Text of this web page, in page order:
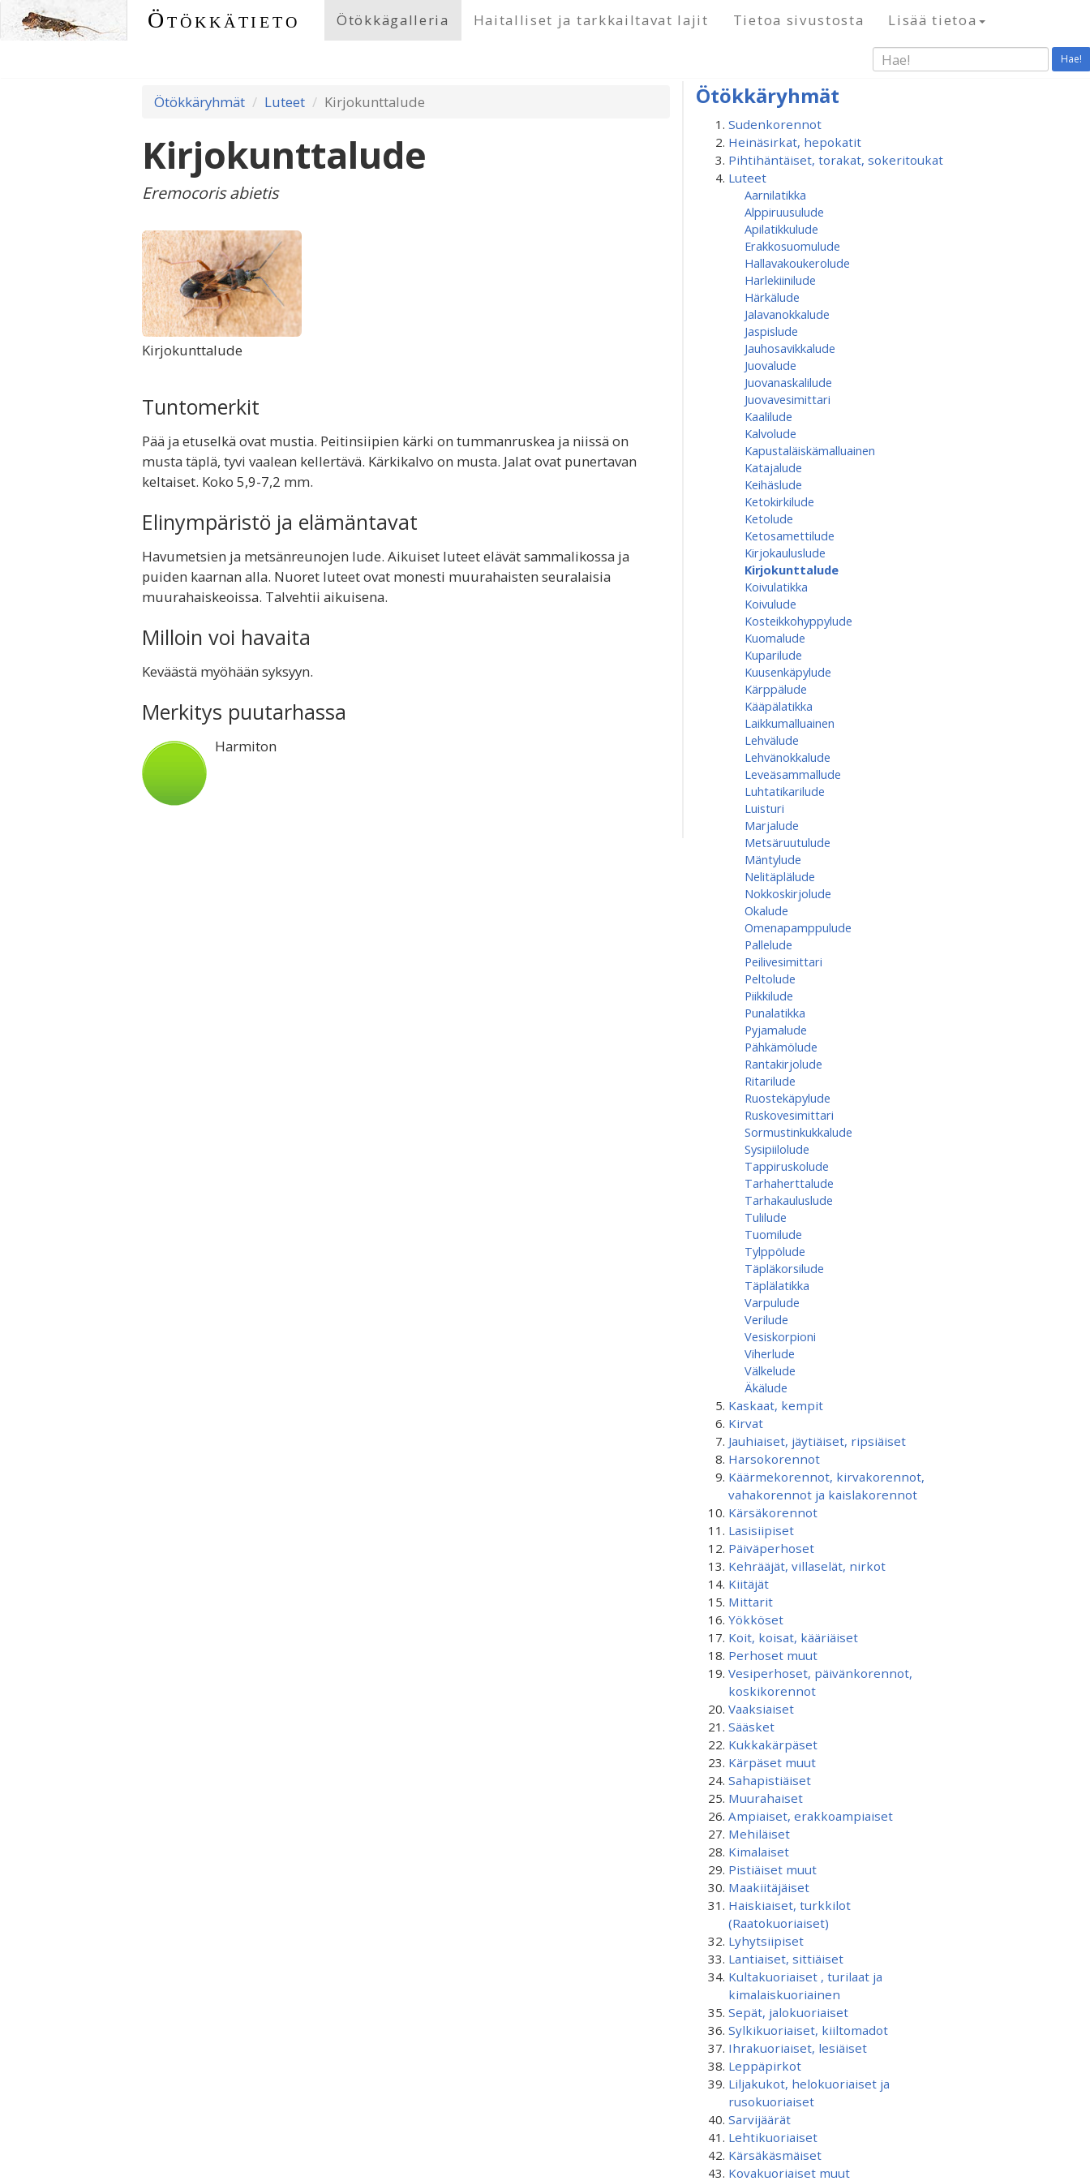
Ötökkätieto Ötökkägalleria Haitalliset ja tarkkailtavat lajit Tietoa sivustosta Lisää tietoa
Hae!
Ötökkäryhmät Luteet Kirjokunttalude
Kirjokunttalude
Eremocoris abietis
Kirjokunttalude
Tuntomerkit
Pää ja etuselkä ovat mustia. Peitinsiipien kärki on tummanruskea ja niissä on
musta täplä, tyvi vaalean kellertävä. Kärkikalvo on musta. Jalat ovat punertavan
keltaiset. Koko 5,9-7,2 mm.
Elinympäristö ja elämäntavat
Havumetsien ja metsänreunojen lude. Aikuiset luteet elävät sammalikossa ja
puiden kaarnan alla. Nuoret luteet ovat monesti muurahaisten seuralaisia
muurahaiskeoissa. Talvehtii aikuisena.
Milloin voi havaita
Keväästä myöhään syksyyn.
Merkitys puutarhassa
Harmiton
Ötökkäryhmät
Sudenkorennot
Heinäsirkat, hepokatit
Pihtihäntäiset, torakat, sokeritoukat
Luteet
Aarnilatikka
Alppiruusulude
Apilatikkulude
Erakkosuomulude
Hallavakoukerolude
Harlekiinilude
Härkälude
Jalavanokkalude
Jaspislude
Jauhosavikkalude
Juovalude
Juovanaskalilude
Juovavesimittari
Kaalilude
Kalvolude
Kapustaläiskämalluainen
Katajalude
Keihäslude
Ketokirkilude
Ketolude
Ketosamettilude
Kirjokauluslude
Kirjokunttalude
Koivulatikka
Koivulude
Kosteikkohyppylude
Kuomalude
Kuparilude
Kuusenkäpylude
Kärppälude
Kääpälatikka
Laikkumalluainen
Lehvälude
Lehvänokkalude
Leveäsammallude
Luhtatikarilude
Luisturi
Marjalude
Metsäruutulude
Mäntylude
Nelitäplälude
Nokkoskirjolude
Okalude
Omenapamppulude
Pallelude
Peilivesimittari
Peltolude
Piikkilude
Punalatikka
Pyjamalude
Pähkämölude
Rantakirjolude
Ritarilude
Ruostekäpylude
Ruskovesimittari
Sormustinkukkalude
Sysipiilolude
Tappiruskolude
Tarhaherttalude
Tarhakauluslude
Tulilude
Tuomilude
Tylppölude
Täpläkorsilude
Täplälatikka
Varpulude
Verilude
Vesiskorpioni
Viherlude
Välkelude
Äkälude
Kaskaat, kempit
Kirvat
Jauhiaiset, jäytiäiset, ripsiäiset
Harsokorennot
Käärmekorennot, kirvakorennot,
vahakorennot ja kaislakorennot
Kärsäkorennot
Lasisiipiset
Päiväperhoset
Kehrääjät, villaselät, nirkot
Kiitäjät
Mittarit
Yökköset
Koit, koisat, kääriäiset
Perhoset muut
Vesiperhoset, päivänkorennot,
koskikorennot
Vaaksiaiset
Sääsket
Kukkakärpäset
Kärpäset muut
Sahapistiäiset
Muurahaiset
Ampiaiset, erakkoampiaiset
Mehiläiset
Kimalaiset
Pistiäiset muut
Maakiitäjäiset
Haiskiaiset, turkkilot
(Raatokuoriaiset)
Lyhytsiipiset
Lantiaiset, sittiäiset
Kultakuoriaiset , turilaat ja
kimalaiskuoriainen
Sepät, jalokuoriaiset
Sylkikuoriaiset, kiiltomadot
Ihrakuoriaiset, lesiäiset
Leppäpirkot
Liljakukot, helokuoriaiset ja
rusokuoriaiset
Sarvijäärät
Lehtikuoriaiset
Kärsäkäsmäiset
Kovakuoriaiset muut